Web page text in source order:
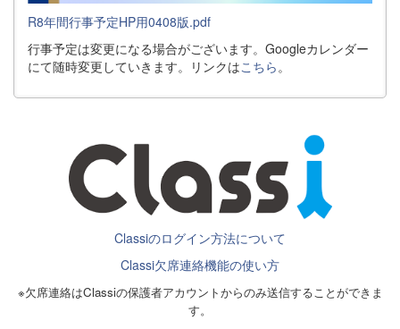
R8年間行事予定HP用0408版.pdf
行事予定は変更になる場合がございます。Googleカレンダー
にて随時変更していきます。リンクはこちら 。
Classiのログイン方法について
Classi欠席連絡機能の使い方
※欠席連絡はClassiの保護者アカウントからのみ送信することができま
す。